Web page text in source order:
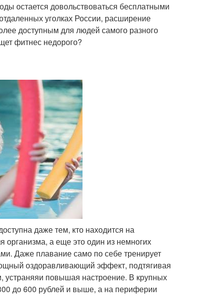
остается довольствоваться бесплатными
уголках России, расширение
доступным для людей самого разного
фитнес недорого?
даже тем, кто находится на
организма, а еще это один из немногих
Даже плавание само по себе тренирует
оздоравливающий эффект, подтягивая
устраняяи повышая настроение. В крупных
до 600 рублей и выше, а на периферии